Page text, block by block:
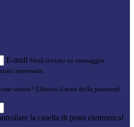
E-mail Verrà inviato un messaggio
necessarie.
utente? Effettua il reset della password
la casella di posta elettronica!